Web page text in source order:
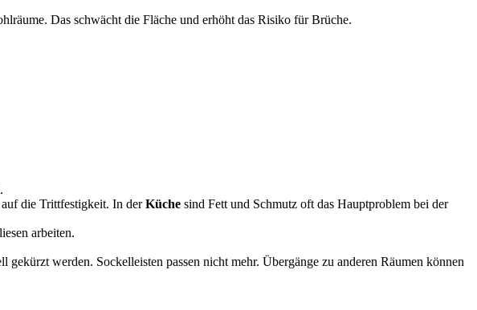
Das schwächt die Fläche und erhöht das Risiko für Brüche.
die Trittfestigkeit. In derKüche sind Fett und Schmutz oft das Hauptproblem bei der
arbeiten.
werden. Sockelleisten passen nicht mehr. Übergänge zu anderen Räumen können